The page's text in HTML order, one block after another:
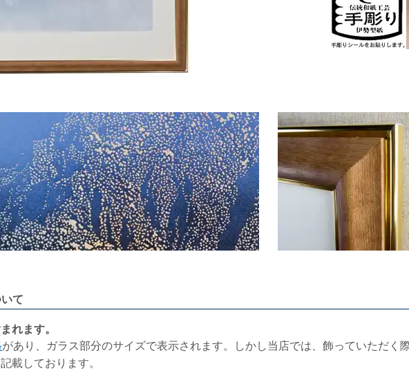
て
れます。
があり、ガラス部分のサイズで表示されます。しかし当店では、飾っていただく
載しております。